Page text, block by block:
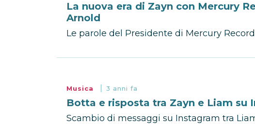
La nuova era di Zayn con Mercury
Arnold
Le parole del Presidente di Mercury
Musica 3 anni fa
Botta e risposta tra Zayn e Liam su
Scambio di messaggi su Instagram tra